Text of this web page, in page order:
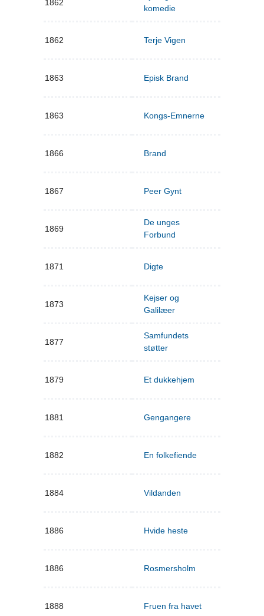
1862
komedie
1862 Terje Vigen
1863 Episk Brand
1863 Kongs-Emnerne
1866 Brand
1867 Peer Gynt
1869
De unges
Forbund
1871 Digte
1873
Kejser og
Galilæer
1877
Samfundets
støtter
1879 Et dukkehjem
1881 Gengangere
1882 En folkefiende
1884 Vildanden
1886 Hvide heste
1886 Rosmersholm
1888 Fruen fra havet